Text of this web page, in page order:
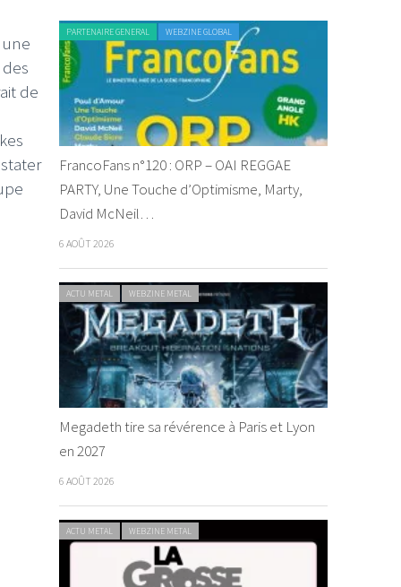
de
PARTENAIRE GENERAL WEBZINE GLOBAL
FrancoFans n°120 : ORP – OAI REGGAE
PARTY, Une Touche d’Optimisme, Marty,
David McNeil…
6 AOÛT 2026
ACTU METAL WEBZINE METAL
Megadeth tire sa révérence à Paris et Lyon
en 2027
6 AOÛT 2026
ACTU METAL WEBZINE METAL